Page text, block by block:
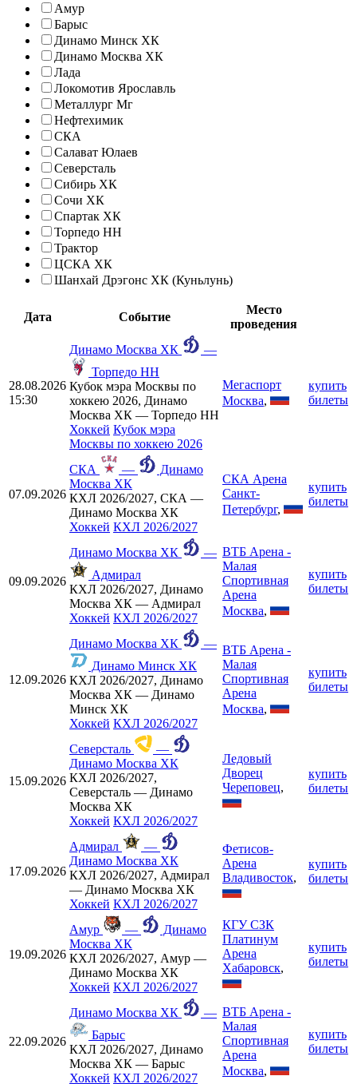
Амур
Барыс
Динамо Минск ХК
Динамо Москва ХК
Лада
Локомотив Ярославль
Металлург Мг
Нефтехимик
СКА
Салават Юлаев
Северсталь
Сибирь ХК
Сочи ХК
Спартак ХК
Торпедо НН
Трактор
ЦСКА ХК
Шанхай Дрэгонс ХК (Куньлунь)
Дата Событие
Место
проведения
28.08.2026
15:30
Динамо Москва ХК
—
Торпедо НН
Кубок мэра Москвы по
хоккею 2026, Динамо
Москва ХК — Торпедо НН
Хоккей Кубок мэра
Москвы по хоккею 2026
Мегаспорт
Москва,
купить
билеты
07.09.2026
СКА —
Динамо
Москва ХК
КХЛ 2026/2027, СКА —
Динамо Москва ХК
Хоккей КХЛ 2026/2027
СКА Арена
Санкт-
Петербург,
купить
билеты
09.09.2026
Динамо Москва ХК
—
Адмирал
КХЛ 2026/2027, Динамо
Москва ХК — Адмирал
Хоккей КХЛ 2026/2027
ВТБ Арена -
Малая
Спортивная
Арена
Москва,
купить
билеты
12.09.2026
Динамо Москва ХК
—
Динамо Минск ХК
КХЛ 2026/2027, Динамо
Москва ХК — Динамо
Минск ХК
Хоккей КХЛ 2026/2027
ВТБ Арена -
Малая
Спортивная
Арена
Москва,
купить
билеты
15.09.2026
Северсталь
—
Динамо Москва ХК
КХЛ 2026/2027,
Северсталь — Динамо
Москва ХК
Хоккей КХЛ 2026/2027
Ледовый
Дворец
Череповец,
купить
билеты
17.09.2026
Адмирал
—
Динамо Москва ХК
КХЛ 2026/2027, Адмирал
— Динамо Москва ХК
Хоккей КХЛ 2026/2027
Фетисов-
Арена
Владивосток,
купить
билеты
19.09.2026
Амур —
Динамо
Москва ХК
КХЛ 2026/2027, Амур —
Динамо Москва ХК
Хоккей КХЛ 2026/2027
КГУ СЗК
Платинум
Арена
Хабаровск,
купить
билеты
22.09.2026
Динамо Москва ХК
—
Барыс
КХЛ 2026/2027, Динамо
Москва ХК — Барыс
Хоккей КХЛ 2026/2027
ВТБ Арена -
Малая
Спортивная
Арена
Москва,
купить
билеты